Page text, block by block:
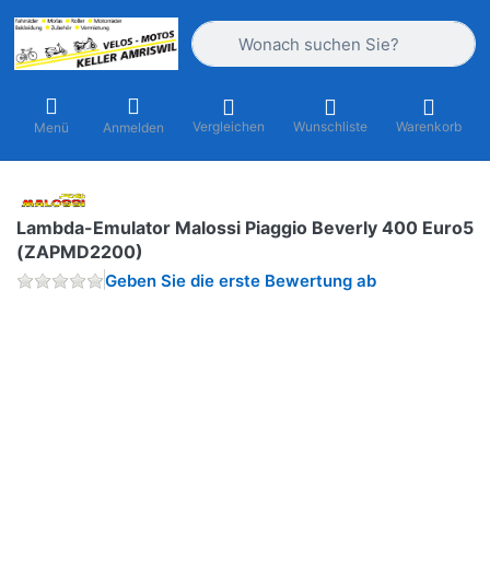
Geben Sie einen Suchbegriff ein.
Menü Anmelden Vergleichen Wunschliste Warenkorb
Lambda-Emulator Malossi Piaggio Beverly 400 Euro5
(ZAPMD2200)
Geben Sie die erste Bewertung ab